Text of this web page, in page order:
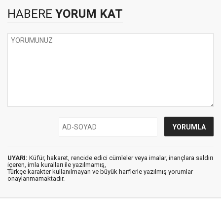
HABERE YORUM KAT
UYARI: Küfür, hakaret, rencide edici cümleler veya imalar, inançlara saldırı
içeren, imla kuralları ile yazılmamış,
Türkçe karakter kullanılmayan ve büyük harflerle yazılmış yorumlar
onaylanmamaktadır.